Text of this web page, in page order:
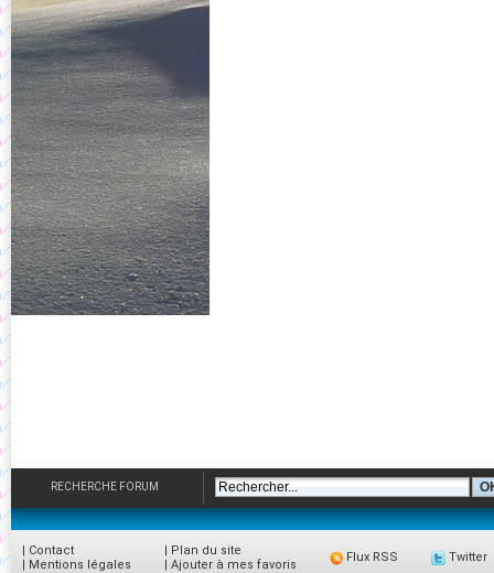
RECHERCHE FORUM
| Contact
| Mentions légales
| Plan du site
| Ajouter à mes favoris
Flux RSS Twitter